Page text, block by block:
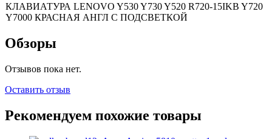
КЛАВИАТУРА LENOVO Y530 Y730 Y520 R720-15IKB Y720
Y7000 КРАСНАЯ АНГЛ С ПОДСВЕТКОЙ
Обзоры
Отзывов пока нет.
Оставить отзыв
Рекомендуем похожие товары